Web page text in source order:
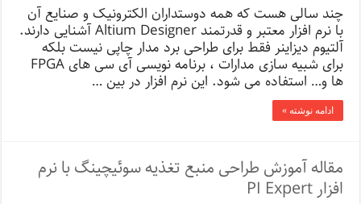
چند سالی هست که همه دوستداران الکترونیک و صنایع آن
با نرم افزار معتبر و قدرتمند Altium Designer آشنایی دارند.
آلتیوم دیزاینر فقط برای طراحی برد مدار چاپی نیست بلکه
برای شبیه سازی مدارات ، برنامه نویسی آی سی های FPGA
ها و… استفاده می شود. این نرم افزار در بین …
ادامه نوشته »
مقاله آموزش طراحی منبع تغذیه سوئیچینگ با نرم
افزار PI Expert